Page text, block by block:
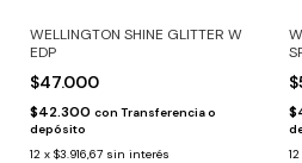
WELLINGTON SHINE GLITTER W
EDP
$47.000
$42.300 con Transferencia o
depósito
12 x $3.916,67 sin interés
12